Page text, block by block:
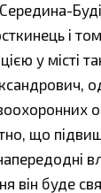
Середина-
і
у місті
що
він буде